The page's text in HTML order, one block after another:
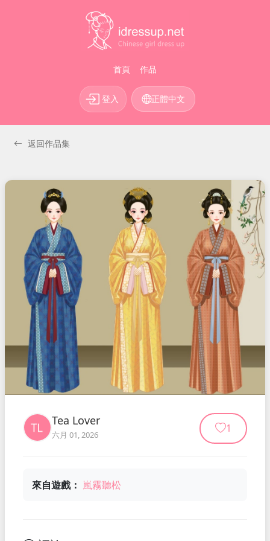
首頁 作品
登入 正體中文
返回作品集
Tea Lover
六月 01, 2026 1
來自遊戲： 嵐霧聽松